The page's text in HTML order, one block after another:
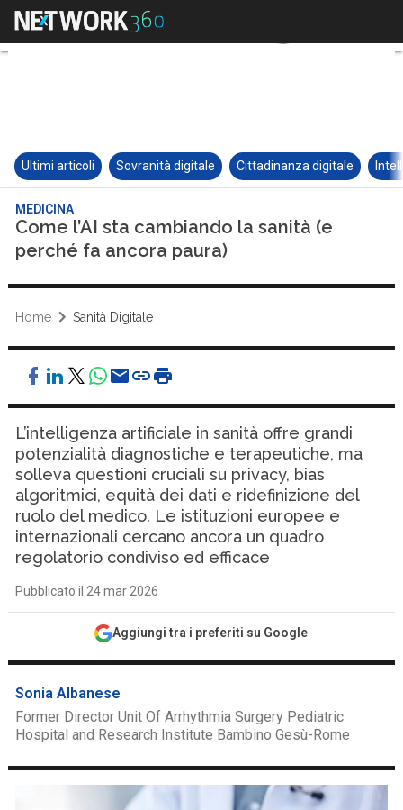
Ultimi articoli Sovranità digitale Cittadinanza digitale
MEDICINA
Come l’AI sta cambiando la sanità (e
perché fa ancora paura)
Home Sanità Digitale
L’intelligenza artificiale in sanità offre grandi
potenzialità diagnostiche e terapeutiche, ma
solleva questioni cruciali su privacy, bias
algoritmici, equità dei dati e ridefinizione del
ruolo del medico. Le istituzioni europee e
internazionali cercano ancora un quadro
regolatorio condiviso ed efficace
Pubblicato il 24 mar 2026
Aggiungi tra i preferiti su Google
Sonia Albanese
Former Director Unit Of Arrhythmia Surgery Pediatric
Hospital and Research Institute Bambino Gesù-Rome